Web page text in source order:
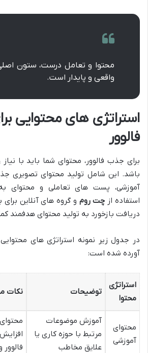
محتوا و تعامل درست، ستون
واقعی و پایدار است.
استراتژی های محتوایی
فالوور
برای جذب فالوور، محتوای شما باید با
باشد. این شامل تولید محتوای تصویری
آموزشی، پست های تعاملی و محتوای
استفاده از چت روم و گروه های آنلاین
دریافت بازخورد به تولید محتوای هدفمند
در جدول زیر نمونه استراتژی های
آورده شده است:
استراتژی
محتوا
توضیحات نکات
محتوای
آموزشی
آموزش موضوعات
مرتبط با حوزه کاری یا
علایق مخاطب